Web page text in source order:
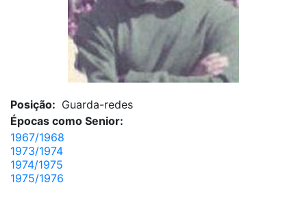
Posição: Guarda-redes
Épocas como Senior:
1967/1968
1973/1974
1974/1975
1975/1976